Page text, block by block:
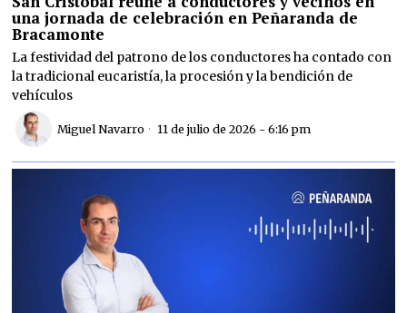
una jornada de celebración en Peñaranda de
Bracamonte
La festividad del patrono de los conductores ha contado con
la tradicional eucaristía, la procesión y la bendición de
vehículos
Miguel Navarro 11 de julio de 2026 - 6:16 pm